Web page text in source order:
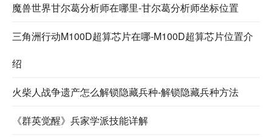
魔兽世界甘尔葛分析师在哪里-甘尔葛分析师坐标位置
三角洲行动M100D超算芯片在哪-M100D超算芯片位置介
绍
火柴人战争遗产怎么解锁隐藏兵种-解锁隐藏兵种方法
《群英觉醒》兵家学派技能详解